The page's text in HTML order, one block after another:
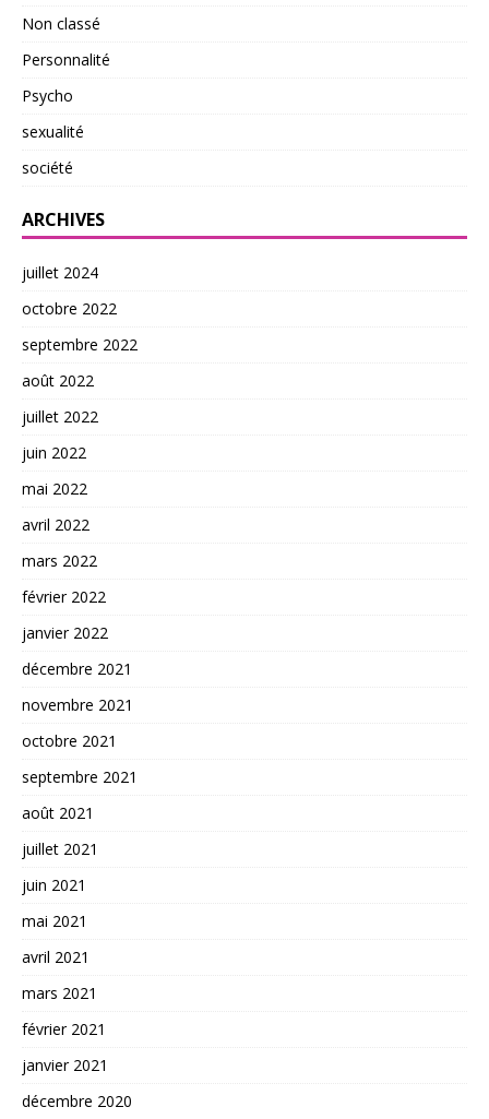
Non classé
Personnalité
Psycho
sexualité
société
ARCHIVES
juillet 2024
octobre 2022
septembre 2022
août 2022
juillet 2022
juin 2022
mai 2022
avril 2022
mars 2022
février 2022
janvier 2022
décembre 2021
novembre 2021
octobre 2021
septembre 2021
août 2021
juillet 2021
juin 2021
mai 2021
avril 2021
mars 2021
février 2021
janvier 2021
décembre 2020